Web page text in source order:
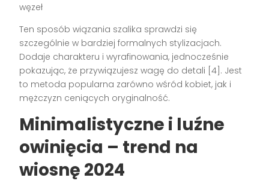
węzeł
Ten sposób wiązania szalika sprawdzi się
szczególnie w bardziej formalnych stylizacjach.
Dodaje charakteru i wyrafinowania, jednocześnie
pokazując, że przywiązujesz wagę do detali [4]. Jest
to metoda popularna zarówno wśród kobiet, jak i
mężczyzn ceniących oryginalność.
Minimalistyczne i luźne
owinięcia – trend na
wiosnę 2024